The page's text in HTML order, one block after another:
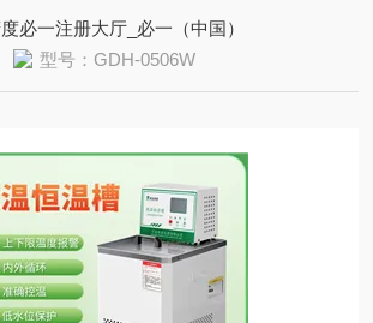
必一注册大厅_必一（中国）
型号：GDH-0506W